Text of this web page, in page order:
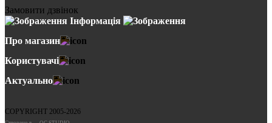
Замовити дзвінок
Інформація
Про магазин
Користувачі
Актуально
COPYRIGHT 2005-2026